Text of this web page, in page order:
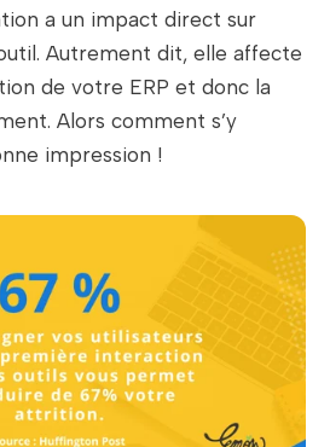
a un impact direct sur
Autrement dit, elle affecte
de votre ERP et donc la
Alors comment s’y
impression !